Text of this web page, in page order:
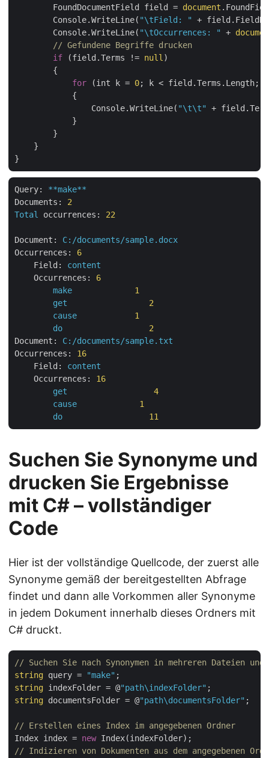
        FoundDocumentField field =
document
        Console.WriteLine(
"\tField: "
+
        Console.WriteLine(
"\tOccurrences: " +
// Gefundene Begriffe drucken
if (field.Terms != null )
        {
for (int k = 0; k < field.Terms.Length;
            {
                Console.WriteLine(
"\t\t"
+
            }
        }
    }
Query:
**make**
Documents:
2
Total
occurrences: 22
Document:
C:/documents/sample.docx
Occurrences:
6
Field:
content
Occurrences:
6
make
1
get
2
cause
1
do
2
Document:
C:/documents/sample.txt
Occurrences:
16
Field:
content
Occurrences:
16
get
4
cause
1
do
11
Suchen Sie Synonyme und
drucken Sie Ergebnisse
mit C# – vollständiger
Code
Hier ist der vollständige Quellcode, der zuerst alle
Synonyme gemäß der bereitgestellten Abfrage
findet und dann alle Vorkommen aller Synonyme
in jedem Dokument innerhalb dieses Ordners mit
C# druckt.
// Suchen Sie nach Synonymen in mehreren Dateien
string query = "make"
string indexFolder = @"path\indexFolder"
string documentsFolder = @"path\documentsFolder" ;
// Erstellen eines Index im angegebenen Ordner
Index index = new
// Indizieren von Dokumenten aus dem angegebenen